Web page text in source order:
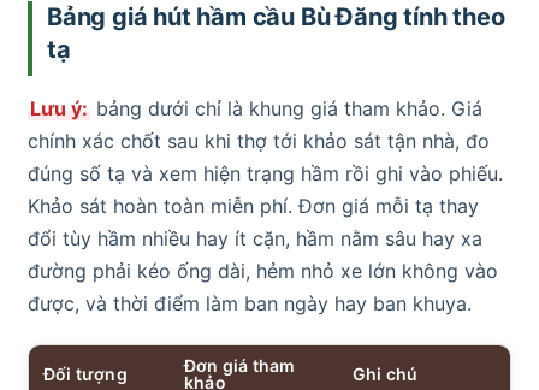
Bảng giá hút hầm cầu Bù Đăng tính theo
tạ
Lưu ý: bảng dưới chỉ là khung giá tham khảo. Giá
chính xác chốt sau khi thợ tới khảo sát tận nhà, đo
đúng số tạ và xem hiện trạng hầm rồi ghi vào phiếu.
Khảo sát hoàn toàn miễn phí. Đơn giá mỗi tạ thay
đổi tùy hầm nhiều hay ít cặn, hầm nằm sâu hay xa
đường phải kéo ống dài, hẻm nhỏ xe lớn không vào
được, và thời điểm làm ban ngày hay ban khuya.
Đối tượng
Đơn giá tham
khảo
Ghi chú